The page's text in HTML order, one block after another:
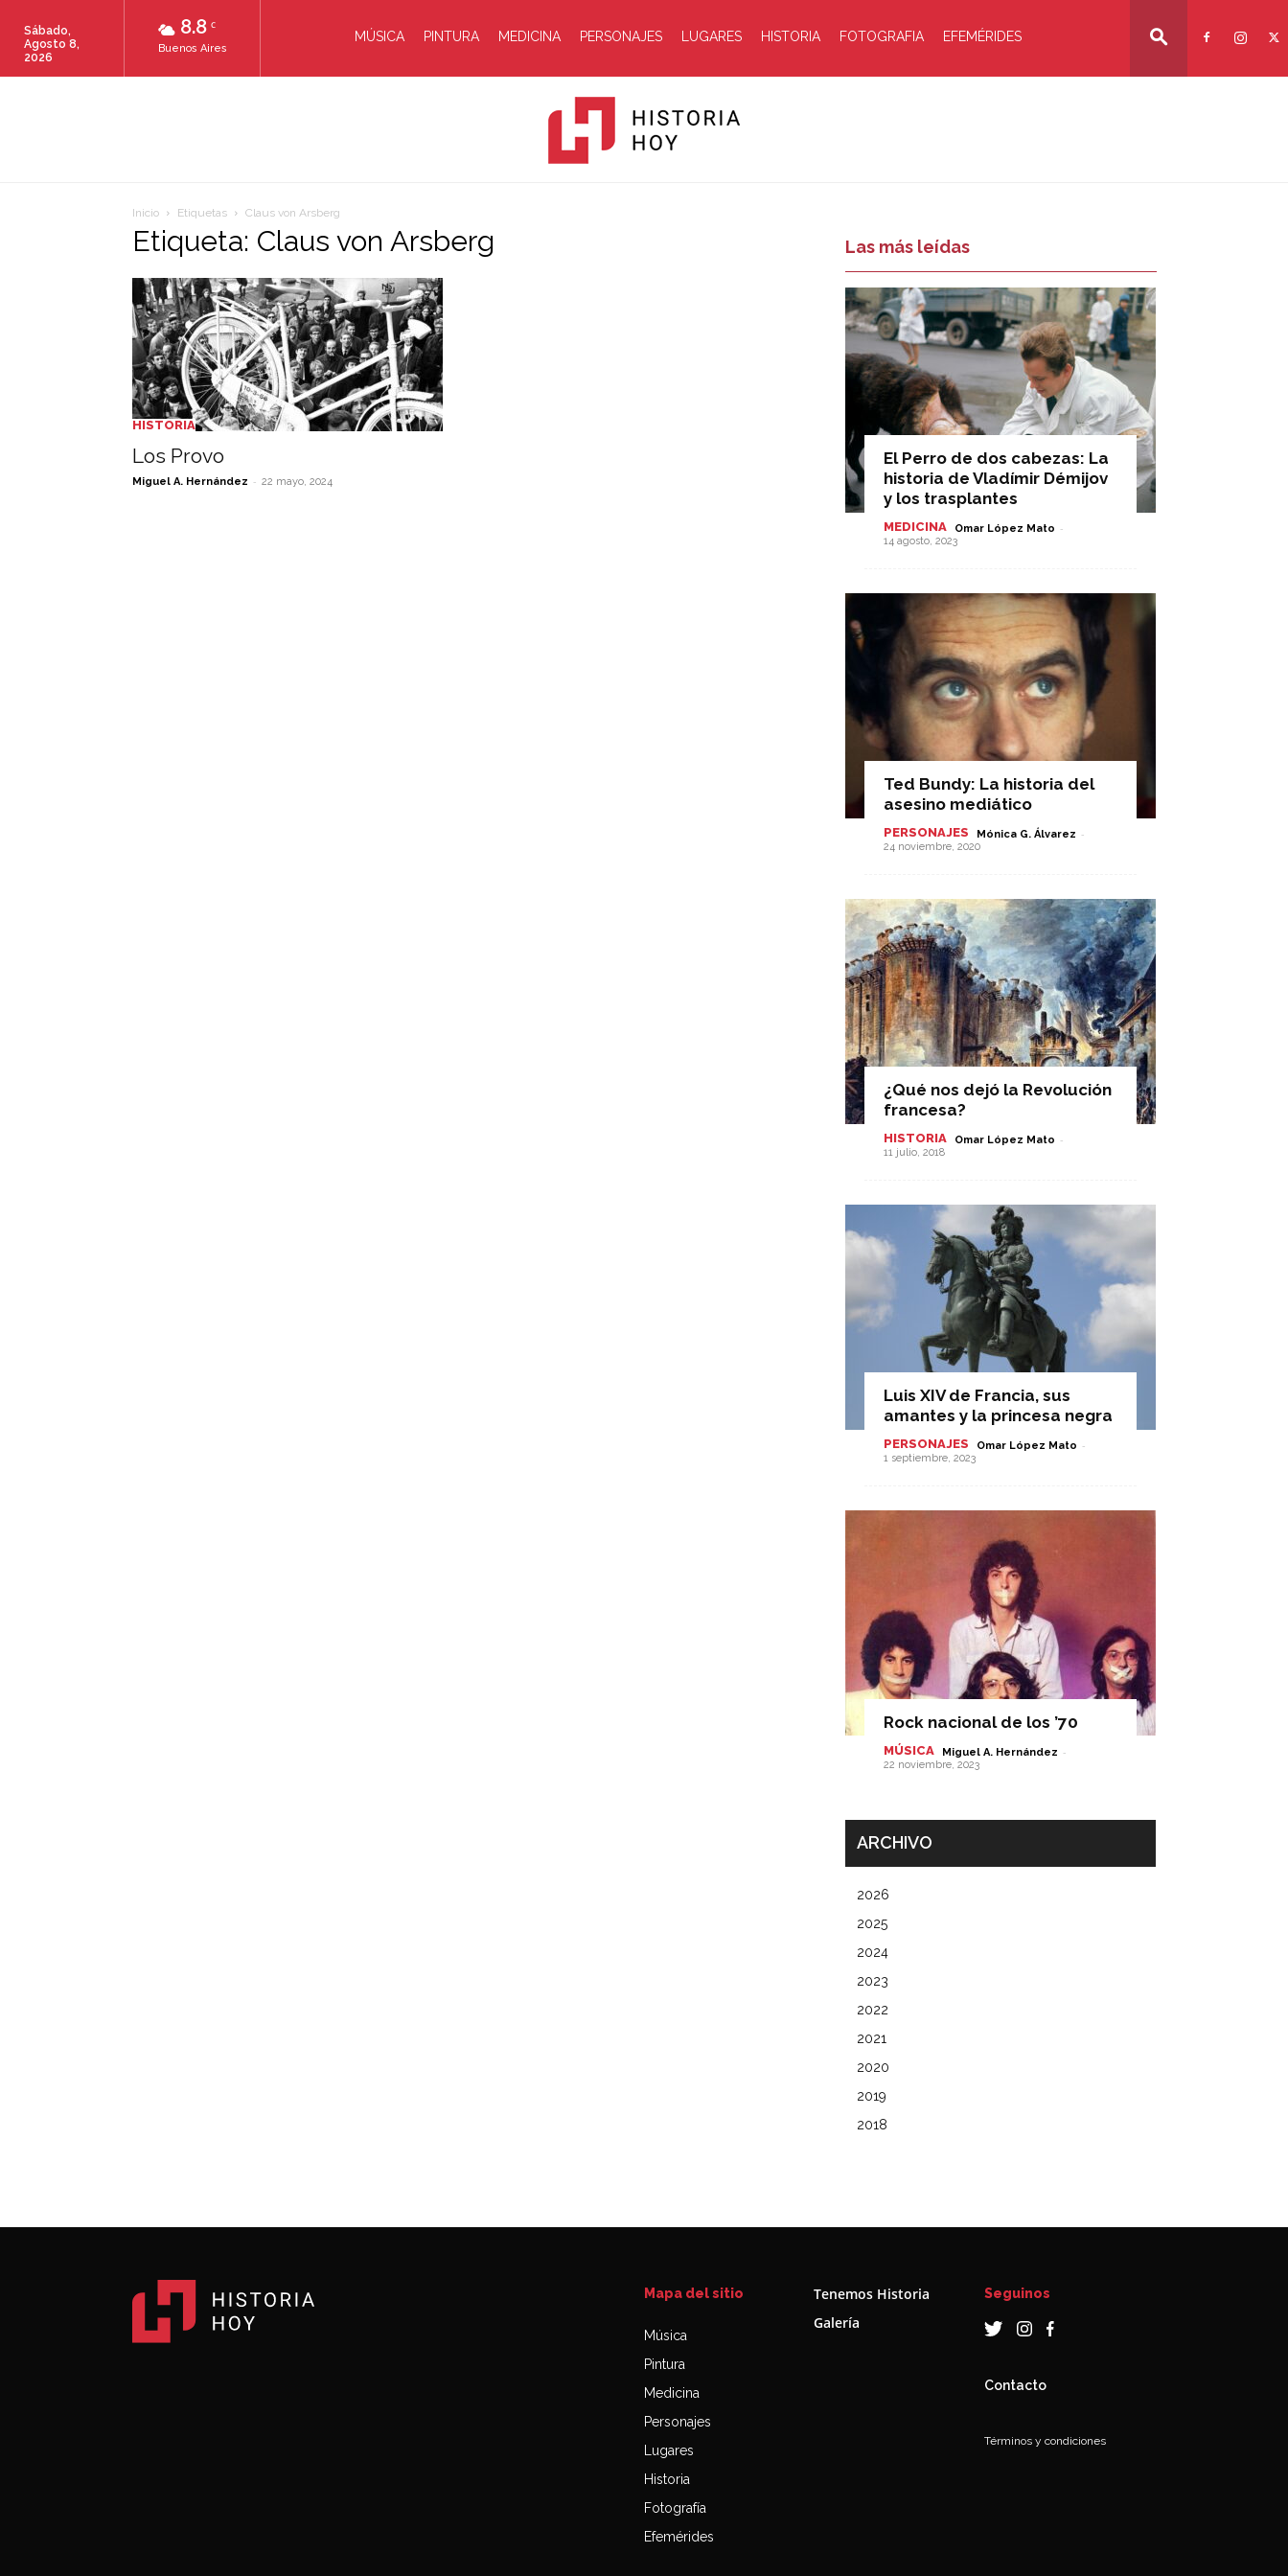
8.8 C
Buenos Aires
Sábado,
Agosto 8,
2026
MÚSICA PINTURA MEDICINA PERSONAJES LUGARES HISTORIA FOTOGRAFIA EFEMÉRIDES
Inicio Etiquetas Claus von Arsberg
Etiqueta: Claus von Arsberg
HISTORIA
Los Provo
Miguel A. Hernández - 22 mayo, 2024
Las más leídas
El Perro de dos cabezas: La
historia de Vladímir Démijov
y los trasplantes
MEDICINA Omar López Mato -
14 agosto, 2023
Ted Bundy: La historia del
asesino mediático
PERSONAJES Mónica G. Álvarez -
24 noviembre, 2020
¿Qué nos dejó la Revolución
francesa?
HISTORIA Omar López Mato -
11 julio, 2018
Luis XIV de Francia, sus
amantes y la princesa negra
PERSONAJES Omar López Mato -
1 septiembre, 2023
Rock nacional de los ’70
MÚSICA Miguel A. Hernández -
22 noviembre, 2023
ARCHIVO
2026
2025
2024
2023
2022
2021
2020
2019
2018
Mapa del sitio
Música
Pintura
Medicina
Personajes
Lugares
Historia
Fotografía
Efemérides
Tenemos Historia
Galería
Seguinos
Contacto
Términos y condiciones